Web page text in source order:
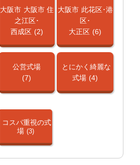
大阪市 大阪市 住
之江区･
西成区 (2)
大阪市 此花区･港
区･
大正区 (6)
公営式場
(7)
とにかく綺麗な
式場 (4)
コスパ重視の式
場 (3)